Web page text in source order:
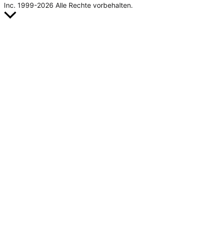
Inc. 1999-2026 Alle Rechte vorbehalten.